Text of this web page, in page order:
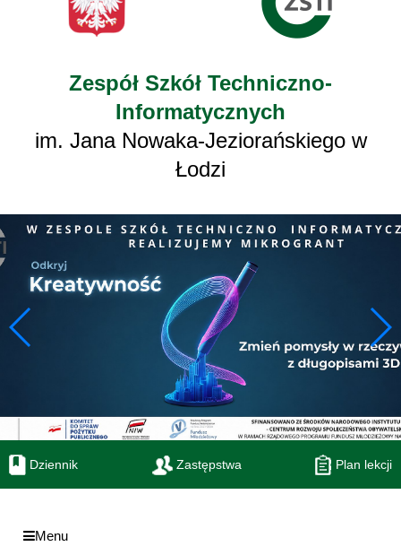
Zespół Szkół Techniczno-
Informatycznych
im. Jana Nowaka-Jeziorańskiego w
Łodzi
Dziennik Zastępstwa Plan lekcji
Menu